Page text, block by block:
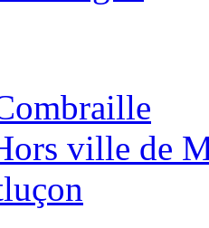
ville de